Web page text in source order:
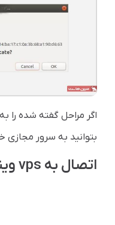
اگر مراحل گفته شده را
بتوانید به سرور
اتصال به vps ویندوز از طریق اندروید